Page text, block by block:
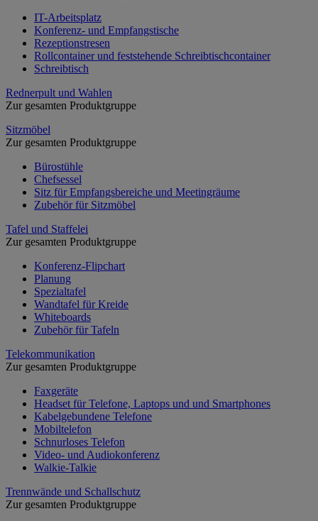
IT-Arbeitsplatz
Konferenz- und Empfangstische
Rezeptionstresen
Rollcontainer und feststehende Schreibtischcontainer
Schreibtisch
Rednerpult und Wahlen
Zur gesamten Produktgruppe
Sitzmöbel
Zur gesamten Produktgruppe
Bürostühle
Chefsessel
Sitz für Empfangsbereiche und Meetingräume
Zubehör für Sitzmöbel
Tafel und Staffelei
Zur gesamten Produktgruppe
Konferenz-Flipchart
Planung
Spezialtafel
Wandtafel für Kreide
Whiteboards
Zubehör für Tafeln
Telekommunikation
Zur gesamten Produktgruppe
Faxgeräte
Headset für Telefone, Laptops und und Smartphones
Kabelgebundene Telefone
Mobiltelefon
Schnurloses Telefon
Video- und Audiokonferenz
Walkie-Talkie
Trennwände und Schallschutz
Zur gesamten Produktgruppe